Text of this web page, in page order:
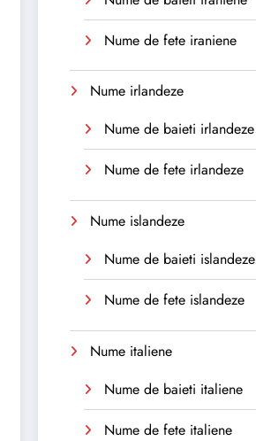
Nume de fete iraniene
Nume irlandeze
Nume de baieti irlandeze
Nume de fete irlandeze
Nume islandeze
Nume de baieti islandeze
Nume de fete islandeze
Nume italiene
Nume de baieti italiene
Nume de fete italiene